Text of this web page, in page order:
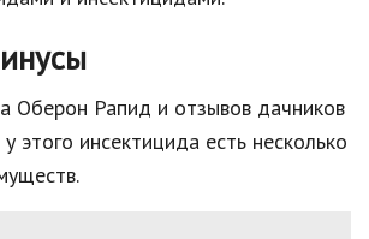
Оберон Рапид и отзывов дачников
этого инсектицида есть несколько